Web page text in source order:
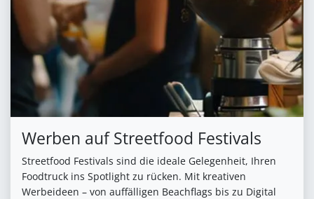
Werben auf Streetfood Festivals
Streetfood Festivals sind die ideale Gelegenheit, Ihren
Foodtruck ins Spotlight zu rücken. Mit kreativen
Werbeideen – von auffälligen Beachflags bis zu Digital